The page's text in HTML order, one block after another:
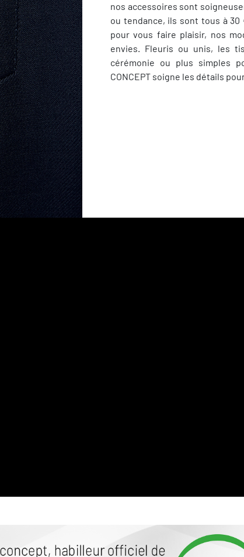
nos accessoires sont
ou tendance, ils sont tous à
pour vous faire plaisir, nos
envies. Fleuris ou unis, les
cérémonie ou plus simples
CONCEPT soigne les détails